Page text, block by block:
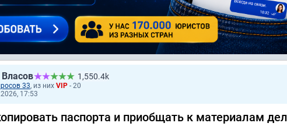
1,550.4k
33, из них VIP - 20
17:53
паспорта и приобщать к материалам